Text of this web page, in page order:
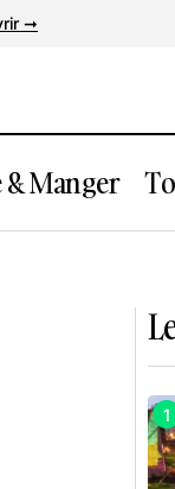
➞
Manger